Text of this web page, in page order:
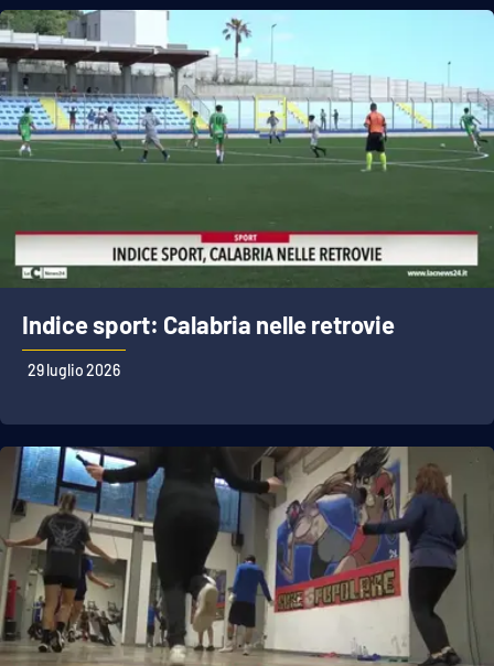
Indice sport: Calabria nelle retrovie
29 luglio 2026